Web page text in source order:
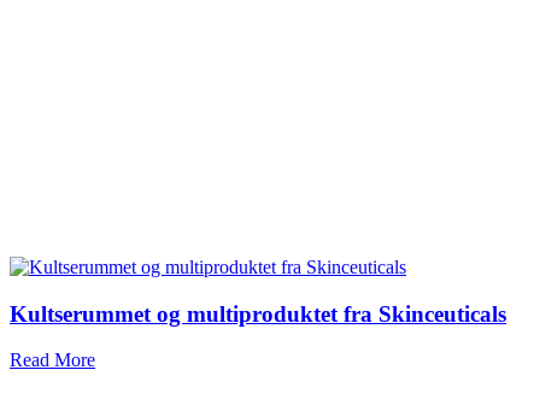
Kultserummet og multiproduktet fra Skinceuticals
Read More